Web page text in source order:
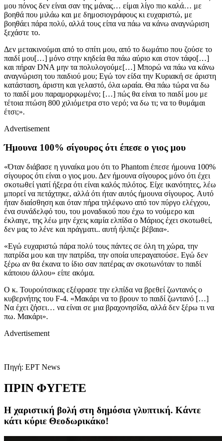
μου πόνος δεν είναι σαν της μάνας… είμαι λίγο πιο καλά… με
βοηθά που μιλάω και με δημοσιογράφους κι ευχαριστώ, με
βοηθάει πάρα πολύ, αλλά τους είπα να πάω να κάνω αναγνώριση
ξεχάστε το.
Δεν μετακινούμαι από το σπίτι μου, από το δωμάτιο που ζούσε το
παιδί μου[…] μόνο στην κηδεία θα πάω αύριο και στον τάφο[…]
και πήραν DNA μην τα πολυλογούμε[…] Μπορώ να πάω να κάνω
αναγνώριση του παιδιού μου; Εγώ τον είδα την Κυριακή σε άριστη
κατάσταση, άριστη και γελαστό, όλα ωραία. Θα πάω τώρα να δω
το παιδί μου παραμορφωμένο; […] πώς θα είναι το παιδί μου με
τέτοια πτώση 800 χιλιόμετρα στο νερό; να δω τι; να το θυμάμαι
έτσι;».
Advertisement
Ήμουνα 100% σίγουρος ότι έπεσε ο γιος μου
«Όταν διάβασε η γυναίκα μου ότι το Phantom έπεσε ήμουνα 100%
σίγουρος ότι είναι ο γιος μου. Δεν ήμουνα σίγουρος μόνο ότι έχει
σκοτωθεί γιατί ήξερα ότι είναι καλός πιλότος. Είχε ικανότητες, λέω
μπορεί να πετάχτηκε, αλλά ότι ήταν αυτός ήμουνα σίγουρος. Αυτό
ήταν διαίσθηση και όταν πήρα τηλέφωνο από τον πύργο ελέγχου,
ένα συνάδελφό του, του μοναδικού που έχω το νούμερο και
έκλαιγε, της λέω μην έχεις καμία ελπίδα ο Μάριος έχει σκοτωθεί,
δεν μας το λένε και πράγματι.. αυτή ήλπιζε βέβαια».
«Εγώ ευχαριστώ πάρα πολύ τους πάντες σε όλη τη χώρα, την
πατρίδα μου και την πατρίδα, την οποία υπεραγαπούσε. Εγώ δεν
ξέρω αν θα έκανα το ίδιο σαν πατέρας αν σκοτωνόταν το παιδί
κάποιου άλλου» είπε ακόμα.
Ο κ. Τουρούτσικας εξέφρασε την ελπίδα να βρεθεί ζωντανός ο
κυβερνήτης του F-4. «Μακάρι να το βρουν το παιδί ζωντανό […]
Να έχει ζήσει… να είναι σε μια βραχονησίδα, αλλά δεν ξέρω τι να
πω. Μακάρι».
Advertisement
Πηγή: ΕΡΤ News
ΠΡΙΝ ΦΥΓΕΤΕ
Η χαριστική βολή στη δημόσια γλυπτική. Κάντε
κάτι κύριε Θεοδωρικάκο!